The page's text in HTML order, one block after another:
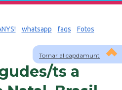
Tornar al capdamunt
whatsapp faqs Fotos
ts a